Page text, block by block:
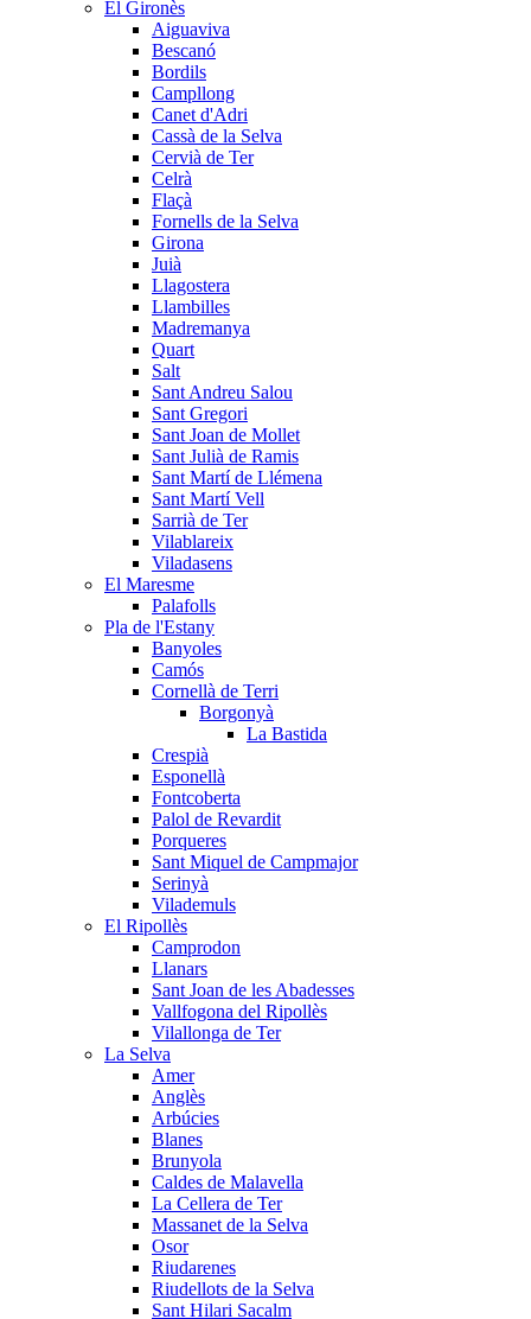
El Gironès
Aiguaviva
Bescanó
Bordils
Campllong
Canet d'Adri
Cassà de la Selva
Cervià de Ter
Celrà
Flaçà
Fornells de la Selva
Girona
Juià
Llagostera
Llambilles
Madremanya
Quart
Salt
Sant Andreu Salou
Sant Gregori
Sant Joan de Mollet
Sant Julià de Ramis
Sant Martí de Llémena
Sant Martí Vell
Sarrià de Ter
Vilablareix
Viladasens
El Maresme
Palafolls
Pla de l'Estany
Banyoles
Camós
Cornellà de Terri
Borgonyà
La Bastida
Crespià
Esponellà
Fontcoberta
Palol de Revardit
Porqueres
Sant Miquel de Campmajor
Serinyà
Vilademuls
El Ripollès
Camprodon
Llanars
Sant Joan de les Abadesses
Vallfogona del Ripollès
Vilallonga de Ter
La Selva
Amer
Anglès
Arbúcies
Blanes
Brunyola
Caldes de Malavella
La Cellera de Ter
Massanet de la Selva
Osor
Riudarenes
Riudellots de la Selva
Sant Hilari Sacalm